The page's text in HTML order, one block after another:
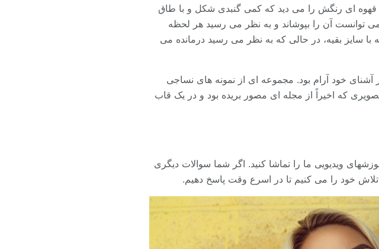
قهوه ای رنگش را می دید که کمی گنبدی شکل و با طاق
آن را بپوشاند و به نظر می رسید هر لحظه
سایز بقیه، در حالی که به نظر می رسید درمانده می
آشنای خود آرام بود. مجموعه ای از نمونه های نساجی
که اخیراً از مجله ای مصور بریده بود و در یک قاب
ویدیویی ما را تماشا کنید. اگر شما سوالات دیگری
تلاش خود را می کنیم تا در اسرع وقت پاسخ دهیم.